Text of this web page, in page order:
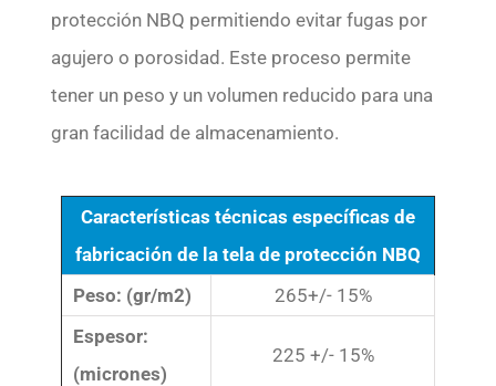
protección NBQ permitiendo evitar fugas por
agujero o porosidad. Este proceso permite
tener un peso y un volumen reducido para una
gran facilidad de almacenamiento.
Características técnicas específicas de
fabricación de la tela de protección NBQ
Peso: (gr/m2)
265+/- 15%
Espesor:
(micrones)
225 +/- 15%